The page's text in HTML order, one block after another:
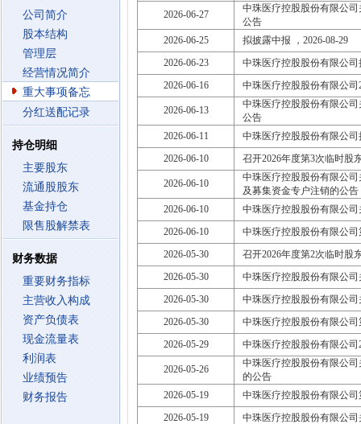
公司简介
股本结构
管理层
经营情况简介
重大事项备忘
分红送配记录
持仓明细
主要股东
流通股股东
基金持仓
限售股解禁表
财务数据
重要财务指标
主营收入构成
资产负债表
现金流量表
利润表
业绩预告
财务报告
2026-06-27
中珠医疗控股股份有限公
公告
2026-06-25
拟披露中报 ，2026-08-29
2026-06-23
中珠医疗控股股份有限公
2026-06-16
中珠医疗控股股份有限公
2026-06-13
中珠医疗控股股份有限公
公告
2026-06-11
中珠医疗控股股份有限公
2026-06-10
召开2026年度第3次临时股
2026-06-10
中珠医疗控股股份有限公
及募集资金专户注销的公告
2026-06-10
中珠医疗控股股份有限公
2026-06-10
中珠医疗控股股份有限公
2026-05-30
召开2026年度第2次临时股
2026-05-30
中珠医疗控股股份有限公
2026-05-30
中珠医疗控股股份有限公
2026-05-30
中珠医疗控股股份有限公
2026-05-29
中珠医疗控股股份有限公
2026-05-26
中珠医疗控股股份有限公
的公告
2026-05-19
中珠医疗控股股份有限公
2026-05-19
中珠医疗控股股份有限公